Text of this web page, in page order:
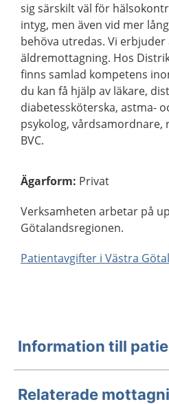
sig särskilt väl för
intyg, men även vid mer
behöva utredas. Vi erbjuder
äldremottagning. Hos
finns samlad kompetens
du kan få hjälp av läkare,
diabetessköterska, astma-
psykolog,
BVC.
Ägarform: Privat
Verksamheten arbetar på
Götalandsregionen.
Patientavgifter i Västra
Information till
Relaterade